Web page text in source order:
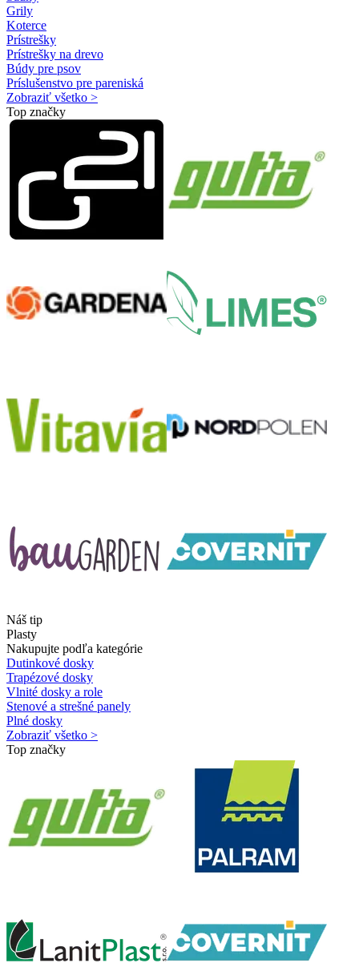
Grily
Koterce
Prístrešky
Prístrešky na drevo
Búdy pre psov
Príslušenstvo pre pareniská
Zobraziť všetko >
Top značky
Náš tip
Plasty
Nakupujte podľa kategórie
Dutinkové dosky
Trapézové dosky
Vlnité dosky a role
Stenové a strešné panely
Plné dosky
Zobraziť všetko >
Top značky